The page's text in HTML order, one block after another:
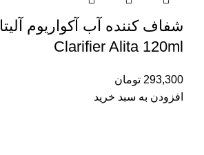
Clarifier Alita 120ml
293,300 تومان
افزودن به سبد خرید